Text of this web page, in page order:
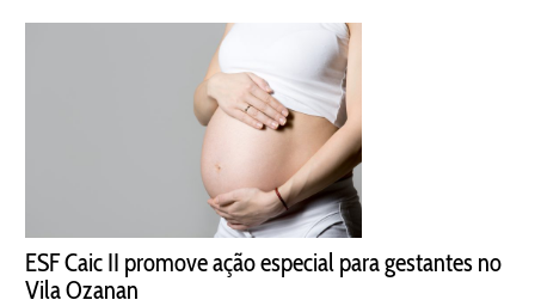
ESF Caic II promove ação especial para gestantes no
Vila Ozanan